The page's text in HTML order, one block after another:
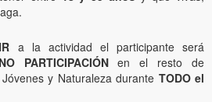
a la actividad el participante será
NO PARTICIPACIÓNen el resto de
y Naturaleza durante TODO el